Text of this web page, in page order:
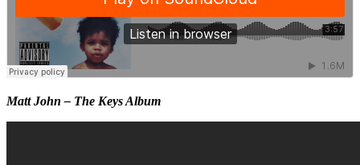
Matt John – The Keys Album